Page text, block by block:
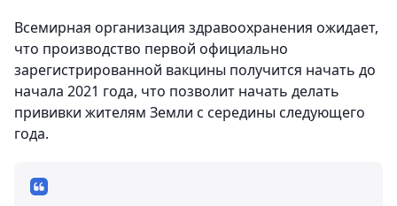
Всемирная организация здравоохранения ожидает,
что производство первой официально
зарегистрированной вакцины получится начать до
начала 2021 года, что позволит начать делать
прививки жителям Земли с середины следующего
года.